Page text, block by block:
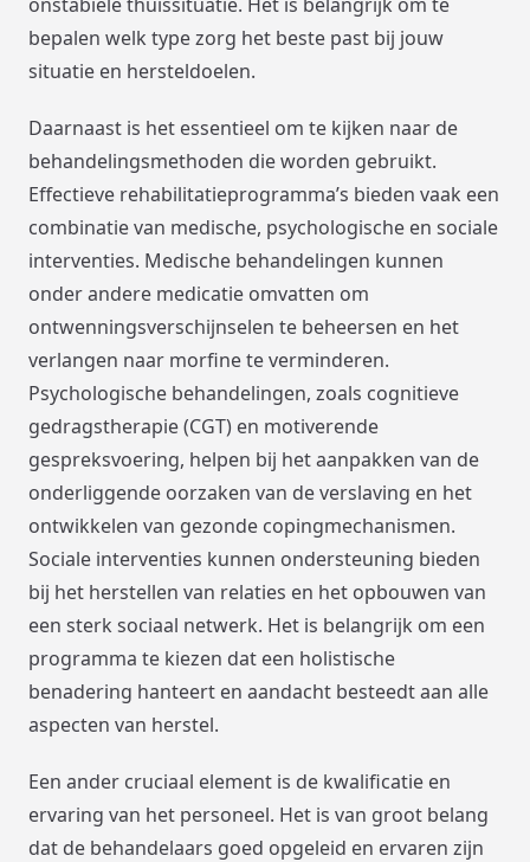
bepalen welk type zorg het beste past bij jouw
situatie en hersteldoelen.
Daarnaast is het essentieel om te kijken naar de
behandelingsmethoden die worden gebruikt.
Effectieve rehabilitatieprogramma’s bieden vaak een
combinatie van medische, psychologische en sociale
interventies. Medische behandelingen kunnen
onder andere medicatie omvatten om
ontwenningsverschijnselen te beheersen en het
verlangen naar morfine te verminderen.
Psychologische behandelingen, zoals cognitieve
gedragstherapie (CGT) en motiverende
gespreksvoering, helpen bij het aanpakken van de
onderliggende oorzaken van de verslaving en het
ontwikkelen van gezonde copingmechanismen.
Sociale interventies kunnen ondersteuning bieden
bij het herstellen van relaties en het opbouwen van
een sterk sociaal netwerk. Het is belangrijk om een
programma te kiezen dat een holistische
benadering hanteert en aandacht besteedt aan alle
aspecten van herstel.
Een ander cruciaal element is de kwalificatie en
ervaring van het personeel. Het is van groot belang
dat de behandelaars goed opgeleid en ervaren zijn